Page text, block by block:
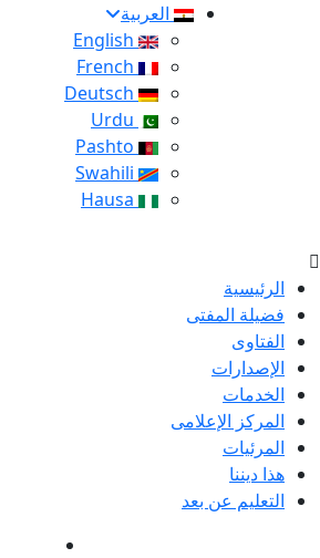
العربية
الرئيسية
فضيلة المفتى
الفتاوى
الإصدارات
الخدمات
المركز الإعلامى
المرئيات
هذا ديننا
التعليم عن بعد